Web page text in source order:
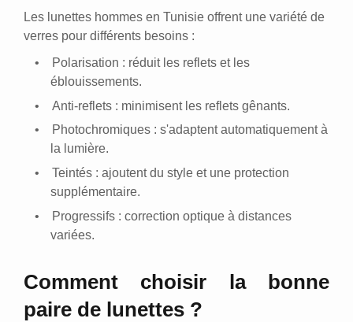
Les lunettes hommes en Tunisie offrent une variété de
verres pour différents besoins :
•
Polarisation : réduit les reflets et les
éblouissements.
•
Anti-reflets : minimisent les reflets gênants.
•
Photochromiques : s'adaptent automatiquement à
la lumière.
•
Teintés : ajoutent du style et une protection
supplémentaire.
•
Progressifs : correction optique à distances
variées.
Comment choisir la bonne
paire de lunettes ?